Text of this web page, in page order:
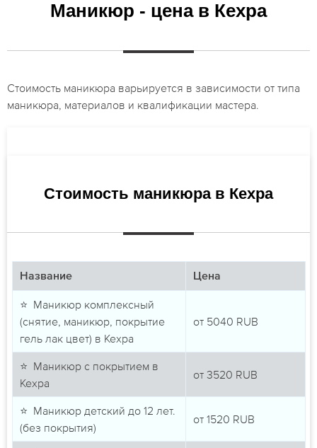
Маникюр - цена в Кехра
Стоимость маникюра варьируется в зависимости от типа
маникюра, материалов и квалификации мастера.
Стоимость маникюра в Кехра
Название Цена
⭐ Маникюр комплексный
(снятие, маникюр, покрытие
гель лак цвет) в Кехра
от 5040 RUB
⭐ Маникюр с покрытием в
Кехра
от 3520 RUB
⭐ Маникюр детский до 12 лет.
(без покрытия)
от 1520 RUB